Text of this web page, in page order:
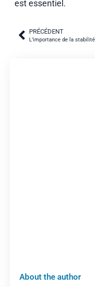
est essentiel.
PRÉCÉDENT
About the author